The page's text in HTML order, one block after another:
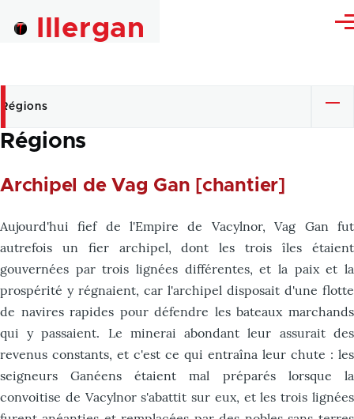
Illergan
Primary
tabs
Régions
Régions
Archipel de Vag Gan [chantier]
Aujourd'hui fief de l'Empire de Vacylnor, Vag Gan fut
autrefois un fier archipel, dont les trois îles étaient
gouvernées par trois lignées différentes, et la paix et la
prospérité y régnaient, car l'archipel disposait d'une flotte
de navires rapides pour défendre les bateaux marchands
qui y passaient. Le minerai abondant leur assurait des
revenus constants, et c'est ce qui entraîna leur chute : les
seigneurs Ganéens étaient mal préparés lorsque la
convoitise de Vacylnor s'abattit sur eux, et les trois lignées